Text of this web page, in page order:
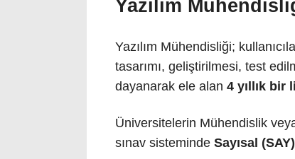
Yazılım
Yazılım Mühendisliği;
tasarımı, geliştirilmesi, test
dayanarak ele alan 4 yıllık bir
Üniversitelerin Mühendislik
sınav sisteminde Sayısal (SAY)